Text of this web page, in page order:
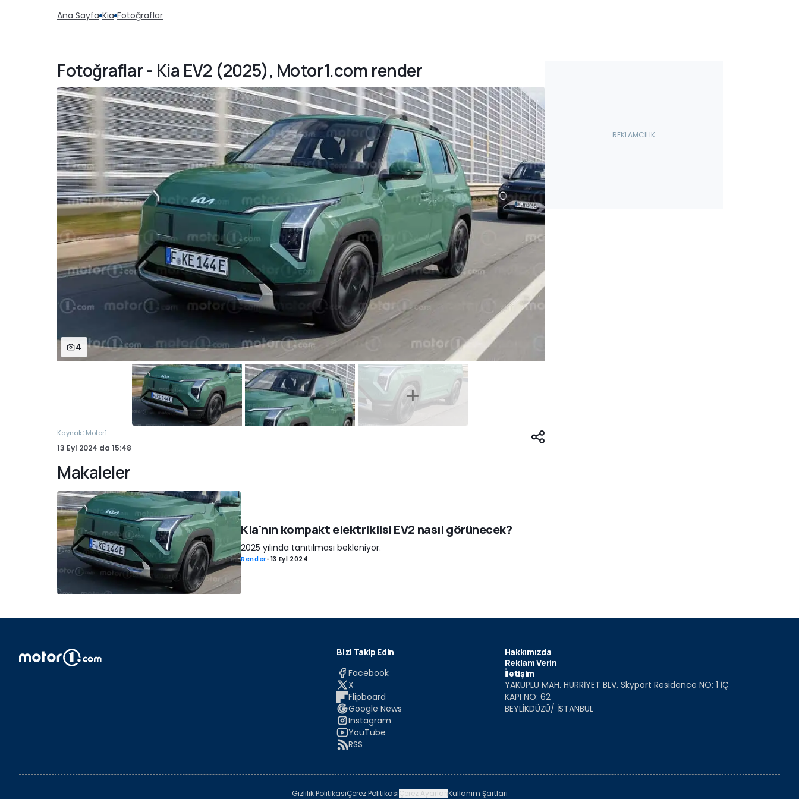
Ana Sayfa Kia Fotoğraflar
Fotoğraflar - Kia EV2 (2025), Motor1.com render
4
Kaynak: Motor1
13 Eyl 2024 da 15:48
Makaleler
Kia'nın kompakt elektriklisi EV2 nasıl görünecek?
2025 yılında tanıtılması bekleniyor.
Render-13 Eyl 2024
Bizi Takip Edin
Facebook
X
Flipboard
Google News
Instagram
YouTube
RSS
Hakkımızda
Reklam Verin
İletişim
YAKUPLU MAH. HÜRRİYET BLV. Skyport Residence NO: 1 İÇ
KAPI NO: 62
BEYLİKDÜZÜ/ İSTANBUL
Gizlilik PolitikasıÇerez PolitikasıÇerez AyarlarıKullanım Şartları